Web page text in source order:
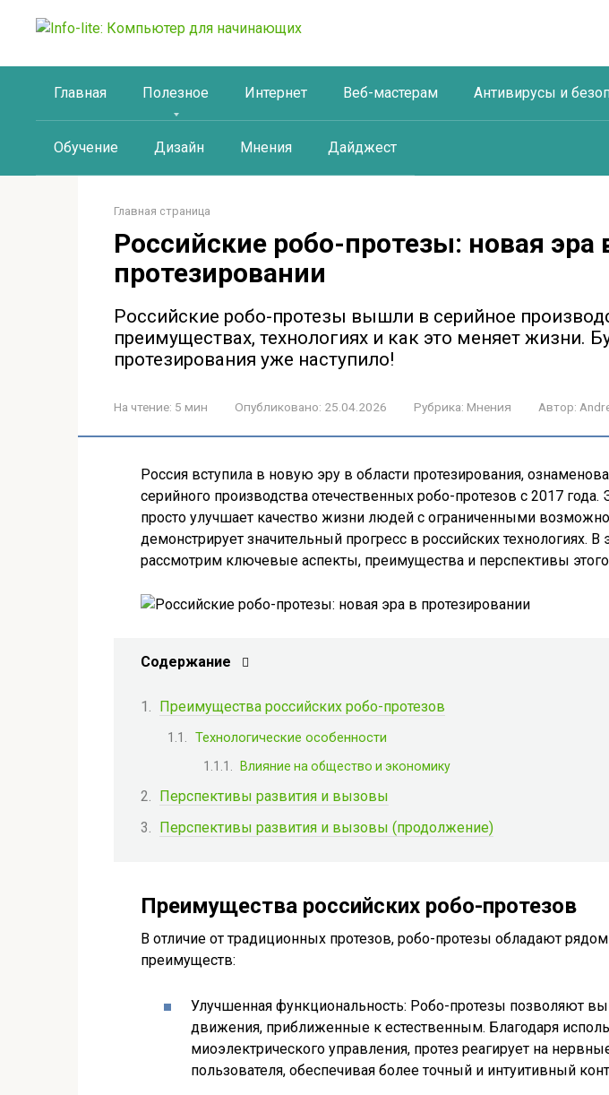
Главная Полезное Интернет Веб-мастерам Антивирусы и
Обучение Дизайн Мнения Дайджест
Главная страница
Российские робо-протезы: новая эра
протезировании
Российские робо-протезы вышли в серийное
преимуществах, технологиях и как это меняет жизни.
протезирования уже наступило!
На чтение: 5 мин Опубликовано: 25.04.2026 Рубрика: Мнения Автор:
Россия вступила в новую эру в области протезирования,
серийного производства отечественных робо-протезов с 2017 года.
просто улучшает качество жизни людей с ограниченными
демонстрирует значительный прогресс в российских технологиях. В
рассмотрим ключевые аспекты, преимущества и перспективы
Содержание
Преимущества российских робо-протезов
Технологические особенности
Влияние на общество и экономику
Перспективы развития и вызовы
Перспективы развития и вызовы (продолжение)
Преимущества российских робо-протезов
В отличие от традиционных протезов, робо-протезы обладают
преимуществ:
Улучшенная функциональность: Робо-протезы позволяют
движения, приближенные к естественным. Благодаря
миоэлектрического управления, протез реагирует на
пользователя, обеспечивая более точный и интуитивный